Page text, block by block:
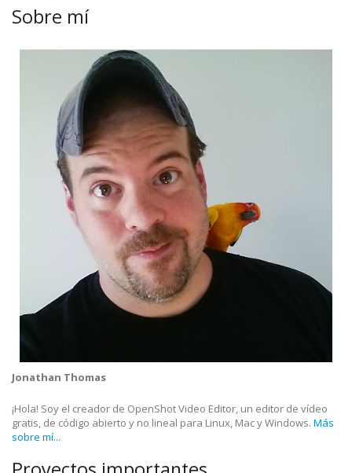
Sobre mí
Jonathan Thomas
¡Hola! Soy el creador de OpenShot Video Editor, un editor de vídeo
gratis, de código abierto y no lineal para Linux, Mac y Windows. Más
sobre mí...